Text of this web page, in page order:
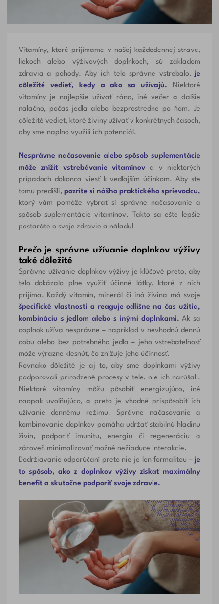
Vitamíny, ktoré prijímame v našej každodennej strave,
liekoch alebo výživových doplnkoch, sú základom
zdravia a pohody. Aby ich telo správne vstrebalo, je
dôležité vedieť, kedy a ako sa užívajú.
Niektoré
vitamíny je najlepšie užívať ráno, iné večer a ďalšie
nalačno, počas jedla alebo bezprostredne po ňom. Je
dôležité vedieť, ktoré živiny užívať v konkrétnych časoch,
aby sme naplno využili ich potenciál.
Nesprávne načasovanie alebo spôsob suplementácie
môže znížiť vstrebávanie vitamínov a v niektorých
prípadoch dokonca viesť k vedľajším účinkom. Aby ste
tomu predišli, pozrite si nášho praktického sprievodcu,
ktorý vám pomôže vybrať si správne načasovanie a
spôsob suplementácie vitamínov. Takto sa ešte lepšie
postaráte o svoje zdravie a náladu!
Prečo je správne užívanie doplnkov výživy
také dôležité
Správne užívanie doplnkov výživy je kľúčové preto, aby
telo dokázalo plne využiť účinné látky, ktoré z nich
prijíma. Každý vitamín, minerál či iná živina má svoje
špecifické vlastnosti a reaguje odlišne na čas užitia,
kombináciu s jedlom alebo s inými doplnkami. Ak sa
doplnok užíva nesprávne – napríklad v nevhodnú dennú
dobu alebo bez potrebného jedla – jeho vstrebateľnosť
môže výrazne klesnúť, čo znižuje jeho účinnosť.
Rovnako dôležité je aj to, aby sme doplnkami výživy
podporovali prirodzené procesy v tele, nie ich narúšali.
Niektoré vitamíny môžu pôsobiť energizujúco, iné
naopak uvoľňujúco, a preto je vhodné prispôsobiť ich
užívanie dennému režimu. Správne načasovanie a
kombinovanie doplnkov pomáha udržať stabilnú hladinu
živín, podporiť imunitu, energiu či regeneráciu a
zároveň minimalizovať možné nežiaduce interakcie.
Dodržiavanie odporúčaní preto nie je len formalitou – je
to spôsob, ako z doplnkov výživy získať maximálny
benefit a skutočne podporiť svoje zdravie.